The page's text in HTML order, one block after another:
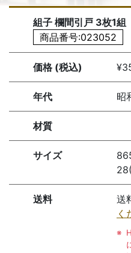
組子 欄間引戸 3枚1
商品番号:023052
価格 (税込)
年代 昭
材質
サイズ
送料 送
く